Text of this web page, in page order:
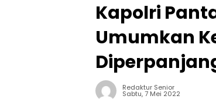
Kapolri
Umumkan
Redaktur Senior
Sabtu, 7 Mei 2022